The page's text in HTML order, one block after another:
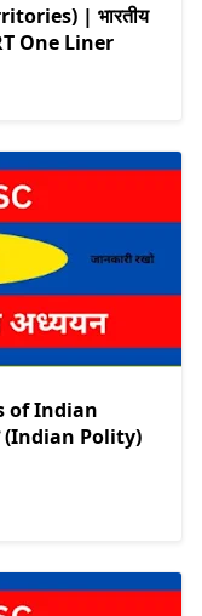
| भारतीय
One Liner
of Indian
(Indian Polity)